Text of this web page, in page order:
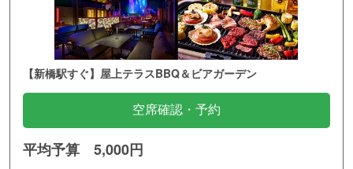
【新橋駅すぐ】屋上テラスBBQ＆ビアガーデン
空席確認・予約
平均予算 5,000円